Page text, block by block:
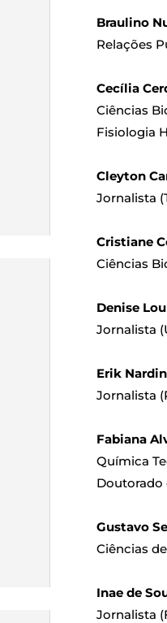
Braulino
Relações
Cecília
Ciências
Fisiologia
Cleyton
Jornalista
Cristiane
Ciências
Denise
Jornalista
Erik
Jornalista
Fabiana
Química
Doutorado
Gustavo
Ciências
Inae de
Jornalista